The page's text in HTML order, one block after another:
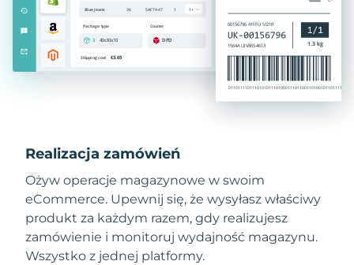
Realizacja zamówień
Ożyw operacje magazynowe w swoim
eCommerce. Upewnij się, że wysyłasz właściwy
produkt za każdym razem, gdy realizujesz
zamówienie i monitoruj wydajność magazynu.
Wszystko z jednej platformy.